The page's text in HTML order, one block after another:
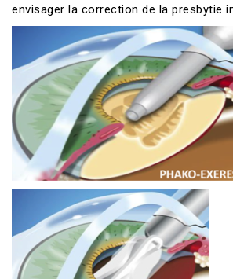
envisager la correction de la presbytie